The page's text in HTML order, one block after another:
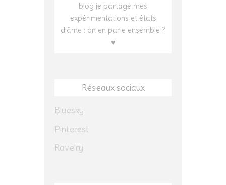
blog je partage mes
expérimentations et états
d'âme : on en parle ensemble ?
♥
Réseaux sociaux
Bluesky
Pinterest
Ravelry